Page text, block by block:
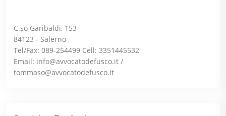
C.so Garibaldi, 153
84123 - Salerno
Tel/Fax: 089-254499 Cell: 3351445532
Email: info@avvocatodefusco.it /
tommaso@avvocatodefusco.it